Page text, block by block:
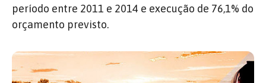
período entre 2011 e 2014 e execução de 76,1% do
orçamento previsto.